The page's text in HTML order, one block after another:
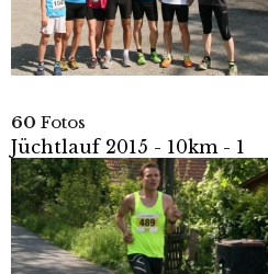
60 Fotos
Jüchtlauf 2015 - 10km - 1